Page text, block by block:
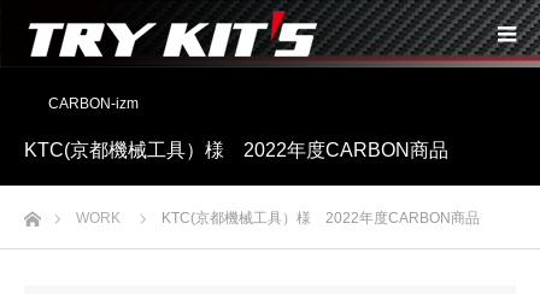
CARBON-izm
KTC(京都機械工具）様 2022年度CARBON商品
ホームWORK KTC(京都機械工具）様 2022年度CARBON商品